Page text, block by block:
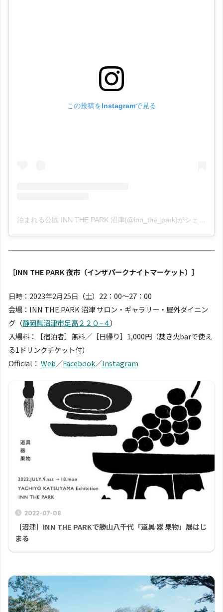
この投稿をInstagramで見る
［INN THE PARK 夜市（インザパークナイトマーケット）］
日時：2023年2月25日（土）22：00〜27：00
会場：INN THE PARK 沼津 サロン・ギャラリー・屋外ダイニン
グ（静岡県沼津市足高２２０−４）
入場料：［宿泊者］無料／［日帰り］1,000円（焚き火barで使え
る1ドリンクチケット付）
Official： Web／Facebook／Instagram
2022-07-08
［沼津］INN THE PARKで勝山八千代「道具 器 果物」展はじ
まる